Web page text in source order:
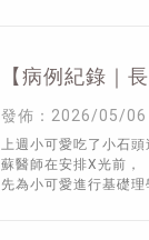
【病例紀錄｜
特寵門診| 新竹
發佈：2026/05/06
上週小可愛吃了小石
蘇醫師在安排X光前，
先為小可愛進行基礎